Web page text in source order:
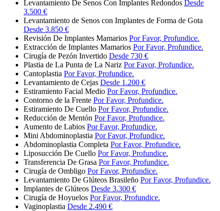
Levantamiento De Senos Con Implantes Redondos Desde
3.500 €
Levantamiento de Senos con Implantes de Forma de Gota
Desde 3.850 €
Revisión De Implantes Mamarios Por Favor, Profundice.
Extracción de Implantes Mamarios Por Favor, Profundice.
Cirugía de Pezón Invertido Desde 730 €
Plastia de La Punta de La Nariz Por Favor, Profundice.
Cantoplastia Por Favor, Profundice.
Levantamiento de Cejas Desde 1.200 €
Estiramiento Facial Medio Por Favor, Profundice.
Contorno de la Frente Por Favor, Profundice.
Estiramiento De Cuello Por Favor, Profundice.
Reducción de Mentón Por Favor, Profundice.
Aumento de Labios Por Favor, Profundice.
Mini Abdominoplastia Por Favor, Profundice.
Abdominoplastia Completa Por Favor, Profundice.
Liposucción De Cuello Por Favor, Profundice.
Transferencia De Grasa Por Favor, Profundice.
Cirugía de Ombligo Por Favor, Profundice.
Levantamiento De Glúteos Brasileño Por Favor, Profundice.
Implantes de Glúteos Desde 3.300 €
Cirugía de Hoyuelos Por Favor, Profundice.
Vaginoplastia Desde 2.490 €